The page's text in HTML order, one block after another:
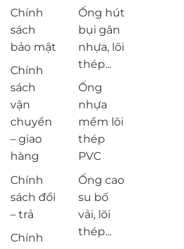
Chính
sách
bảo mật
Chính
sách
vận
chuyển
– giao
hàng
Chính
sách đổi
– trả
Chính
Ống hút
bụi gân
nhựa, lõi
thép...
Ống
nhựa
mềm lõi
thép
PVC
Ống cao
su bố
vải, lõi
thép...